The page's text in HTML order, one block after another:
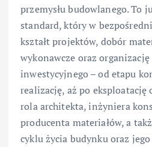
przemysłu budowlanego. To
standard, który w
kształt projektów, dobór
wykonawcze oraz organizację
inwestycyjnego – od etapu
realizację, aż po
rola architekta, inżyniera
producenta materiałów, a
cyklu życia budynku oraz